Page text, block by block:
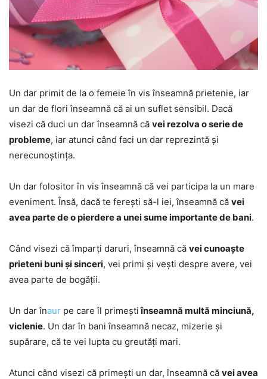
Un dar primit de la o femeie în vis înseamnă prietenie, iar
un dar de flori înseamnă că ai un suflet sensibil. Dacă
visezi că duci un dar înseamnă că vei rezolva o serie de
probleme, iar atunci când faci un dar reprezintă și
nerecunoștința.
Un dar folositor în vis înseamnă că vei participa la un mare
eveniment. Însă, dacă te ferești să-l iei, înseamnă că vei
avea parte de o pierdere a unei sume importante de bani.
Când visezi că împarți daruri, înseamnă că vei cunoaște
prieteni buni și sinceri, vei primi și vești despre avere, vei
avea parte de bogății.
Un dar înaur pe care îl primeștiînseamnă multă minciună,
viclenie. Un dar în bani înseamnă necaz, mizerie și
supărare, că te vei lupta cu greutăți mari.
Atunci când visezi că primești un dar, înseamnă că vei avea